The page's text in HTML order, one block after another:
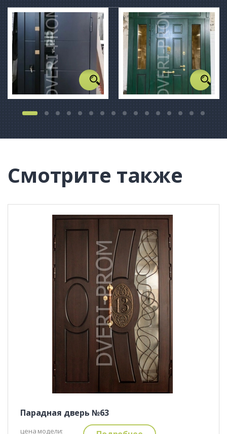
Смотрите также
Парадная дверь №63
цена модели: